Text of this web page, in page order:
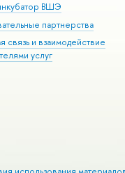
ВШЭ
партнерства
связь и взаимодействие
услуг